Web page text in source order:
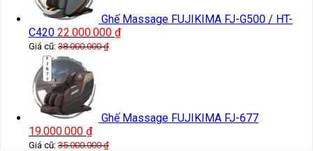
Ghế Massage FUJIKIMA FJ-G500 / HT-
C420 22.000.000 ₫
Giá cũ: 38.000.000₫
Ghế Massage FUJIKIMA FJ-677
19.000.000 ₫
Giá cũ: 35.000.000₫